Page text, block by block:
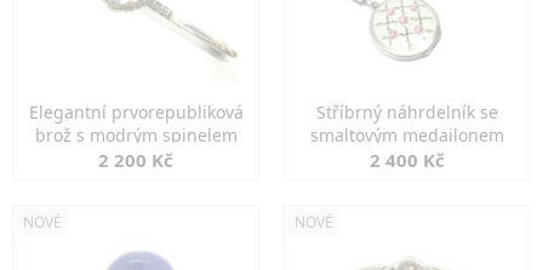
Elegantní prvorepubliková
brož s modrým spinelem
2 200 Kč
Stříbrný náhrdelník se
smaltovým medailonem
2 400 Kč
NOVÉ NOVÉ